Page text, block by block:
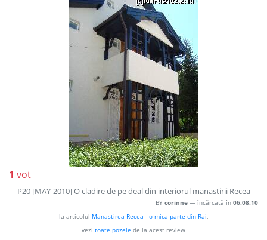
1 vot
P20 [MAY-2010] O cladire de pe deal din interiorul manastirii Recea
BY corinne — încărcată în 06.08.10
la articolul Manastirea Recea - o mica parte din Rai,
vezi toate pozele de la acest review